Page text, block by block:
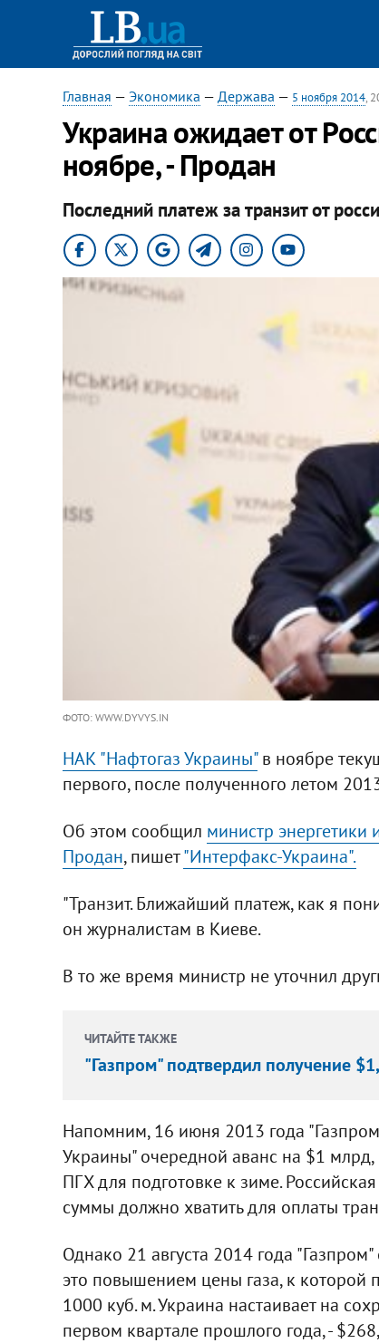
Главная — Экономика — Держава — 5 ноября 2014,
Украина ожидает от
ноябре, - Продан
Последний платеж за транзит от
ФОТО: WWW.DYVYS.IN
НАК "Нафтогаз Украины"в ноябре
первого, после полученного летом
Об этом сообщил министр
Продан, пишет"Интерфакс-Украина".
"Транзит. Ближайший платеж, как я
он журналистам в Киеве.
В то же время министр не уточнил
ЧИТАЙТЕ ТАКЖЕ
"Газпром" подтвердил получение
Напомним, 16 июня 2013 года
Украины" очередной аванс на $1
ПГХ для подготовке к зиме.
суммы должно хватить для оплаты
Однако 21 августа 2014 года
это повышением цены газа, к которой
1000 куб. м. Украина настаивает на
первом квартале прошлого года, -